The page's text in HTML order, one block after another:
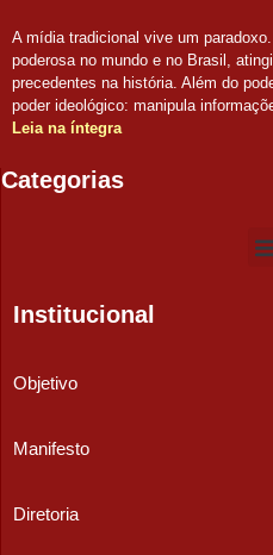
A mídia tradicional vive um
poderosa no mundo e no Brasil,
precedentes na história. Além do
poder ideológico: manipula
Leia na íntegra
Categorias
Institucional
Objetivo
Manifesto
Diretoria